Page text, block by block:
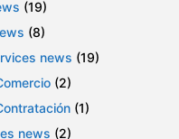
(19)
(8)
news (19)
(2)
(1)
news (2)